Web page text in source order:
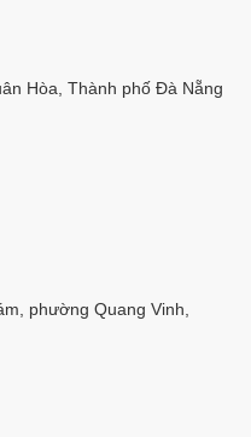
Hòa, Thành phố Đà Nẵng
phường Quang Vinh,